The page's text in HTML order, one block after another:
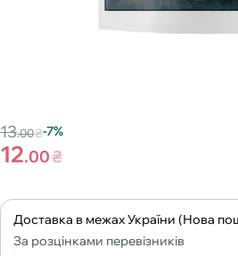
13.00₴-7%
12.00₴
Доставка в межах України (Нова
За розцінками перевізників